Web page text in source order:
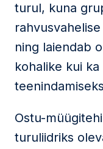
turul, kuna
ning laiendab
kohalike kui
Ostu-
turuliidriks